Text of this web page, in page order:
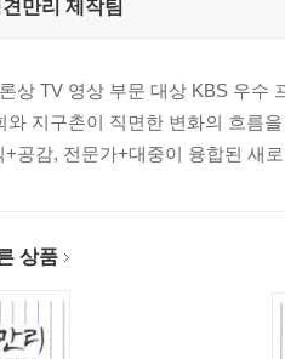
만리 제작팀
상 TV 영상 부문 대상 KBS 우수
와 지구촌이 직면한 변화의 흐름
공감, 전문가+대중이 융합된 새
상품